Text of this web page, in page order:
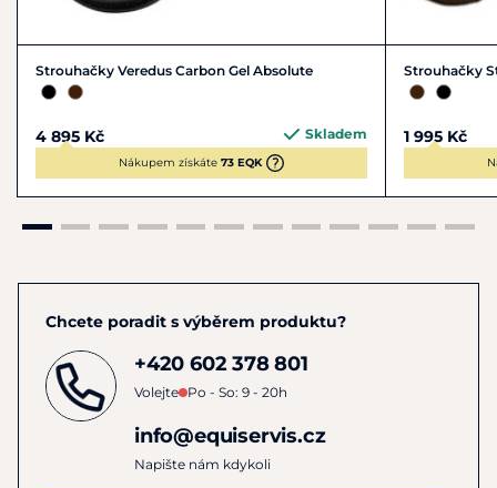
3× vyšší ochrana proti nárazům díky technologii
O 32 % lehčí než klasické modely
Maximální prodyšnost a komfort
Snadné zapínání na suchý zip
si strouhačky eAirSHOCK!
Strouhačky Veredus Carbon Gel Absolute
4 895 Kč Skladem
Nákupem získáte 73 EQK
Strouhačky
1 995 Kč
Chcete poradit s výběrem produktu?
+420 602 378 801
Volejte Po - So: 9 - 20h
info@equiservis.cz
Napište nám kdykoli